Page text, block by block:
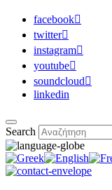
facebook
twitter
instagram
youtube
soundcloud
linkedin
Search